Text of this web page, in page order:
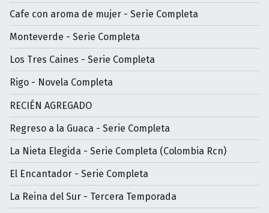
Cafe con aroma de mujer - Serìe Completa
Monteverde - Serie Completa
Los Tres Caines - Serie Completa
Rigo - Novela Completa
RECIÉN AGREGADO
Regreso a la Guaca - Serie Completa
La Nieta Elegida - Serie Completa (Colombia Rcn)
El Encantador - Serie Completa
La Reina del Sur - Tercera Temporada